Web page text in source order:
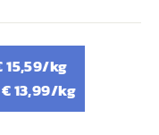
15,59/kg
13,99/kg